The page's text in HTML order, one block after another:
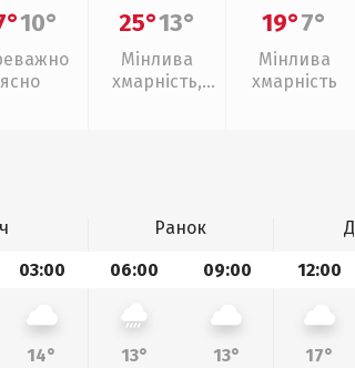
10°
ясно
25°13°
Мінлива
хмарність,
19°7°
Мінлива
хмарність
Ранок
03:00 06:00 09:00 12:00
14° 13° 13° 17°